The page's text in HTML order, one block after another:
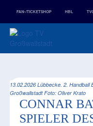
FAN-/TICKETSHOP HBL
13.02.2026 Lübbecke. 2.
Großwallstadt Foto: Oliver Krato
CONNAR
SPIELER